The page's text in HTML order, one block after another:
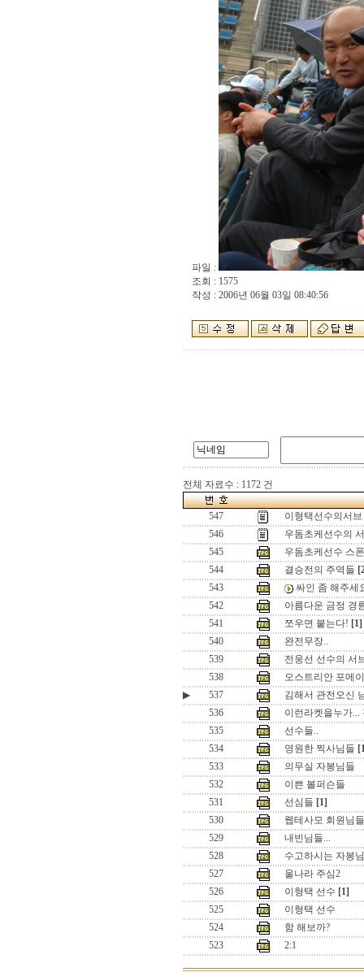
파일 :
조회 : 1575
작성 : 2006년 06월 03일 08:40:56
전체 자료수 : 1172 건
547
이형택선수의서브
546
우돔초케선수의
545
우돔초케선수 스
544
결승전의 주역들
543
싸인 좀 해주세
542
아름다운 금정 경
541
쪼우면 붙는다! [1]
540
완전무장..
539
전웅선 선수의 서
538
오스트리안 포메
▶
537
김해서 관전오신
536
이런라켓을누가...
535
선수들..
534
영원한 찍사님들
533
의무실 자봉님들
532
이쁜 볼퍼슨들
531
선심들 [1]
530
웹테사모 회원님들
529
내빈님들...
528
수고하시는 자봉
527
울나라 주심2
526
이형택 선수 [1]
525
이형택 선수
524
함 해보까?
523
2:1